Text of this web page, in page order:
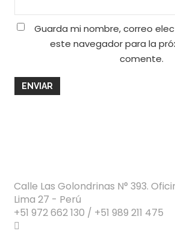
Guarda mi nombre, correo
este navegador para la
comente.
Calle Las Golondrinas N° 393.
Lima 27 - Perú
+51 972 662 130 / +51 989 211 475